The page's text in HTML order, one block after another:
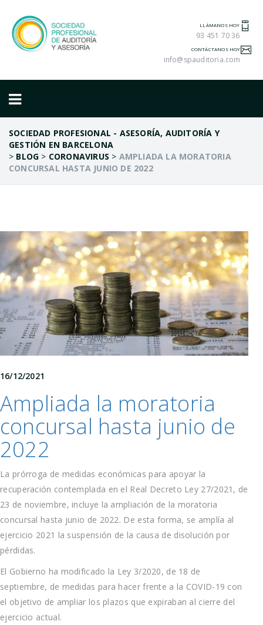
LLÁMANOS HOY
93 451 70 36
CONTÁCTANOS HOY
info@spauditoria.com
SOCIEDAD PROFESIONAL - ASESORÍA, AUDITORÍA Y
GESTIÓN EN BARCELONA
> BLOG > CORONAVIRUS > AMPLIADA LA MORATORIA
CONCURSAL HASTA JUNIO DE 2022
16/12/2021
Ampliada la moratoria
concursal hasta junio de
2022
La prórroga de medidas económicas para apoyar la
recuperación contemplada en el Real Decreto Ley 27/2021, de
23 de noviembre, incluye la ampliación de la moratoria
concursal hasta junio de 2022. De esta forma, se amplía al
ejercicio 2021 la suspensión de la causa de disolución por
pérdidas.
El Gobierno ha modificado la Ley 3/2020, de 18 de
septiembre, de medidas para hacer frente a la COVID-19 con
el objetivo de ampliar los plazos que expiraban al cierre del
ejercicio actual.